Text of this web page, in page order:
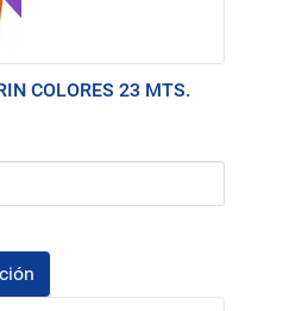
COLORES 23 MTS.